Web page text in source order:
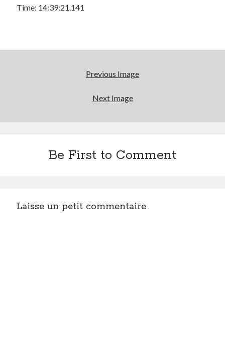
Green
Time: 14:39:21.141
Previous Image
Next Image
Be First to Comment
Laisse un petit commentaire